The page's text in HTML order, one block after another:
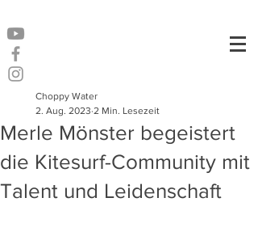
Merle Mönster begeistert
die Kitesurf-Community mit
Talent und Leidenschaft
Choppy Water
2. Aug. 2023 2 Min. Lesezeit